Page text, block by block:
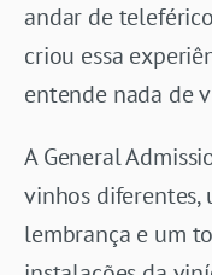
andar de
criou essa
entende nada de
A General
vinhos diferentes,
lembrança e um